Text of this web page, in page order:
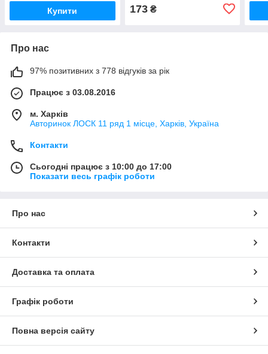
Купити 173₴
Про нас
97% позитивних з 778 відгуків за рік
Працює з 03.08.2016
м. Харків
Авторинок ЛОСК 11 ряд 1 місце, Харків, Україна
Контакти
Сьогодні працює з 10:00 до 17:00
Показати весь графік роботи
Про нас
Контакти
Доставка та оплата
Графік роботи
Повна версія сайту